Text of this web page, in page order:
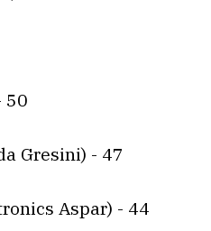
50
Gresini) - 47
Aspar) - 44